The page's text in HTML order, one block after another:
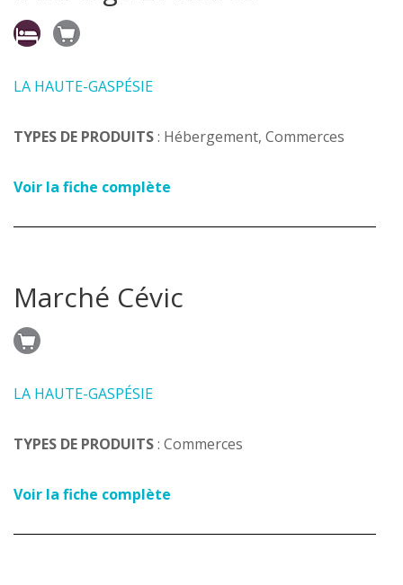
LA HAUTE-GASPÉSIE
TYPES DE PRODUITS: Hébergement, Commerces
Voir la fiche complète
Marché Cévic
LA HAUTE-GASPÉSIE
TYPES DE PRODUITS: Commerces
Voir la fiche complète